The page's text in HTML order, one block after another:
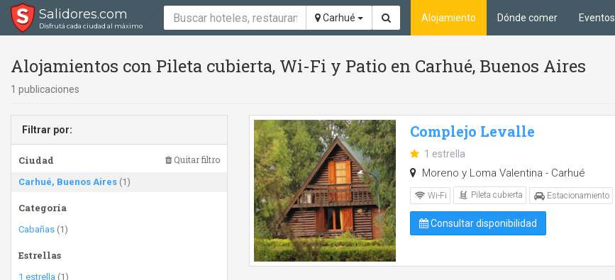
Salidores.com
Disfrutá cada ciudad al máximo
Carhué Alojamiento Dónde comer Eventos
Alojamientos con Pileta cubierta, Wi-Fi y Patio en Carhué, Buenos Aires
1 publicaciones
Filtrar por:
Ciudad Quitar filtro
Carhué, Buenos Aires (1)
Categoría
Cabañas (1)
Estrellas
1 estrella (1)
Complejo Levalle
1 estrella
Moreno y Loma Valentina - Carhué
Wi-Fi Pileta cubierta Estacionamiento
Consultar disponibilidad